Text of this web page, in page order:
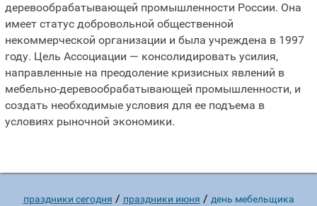
деревообрабатывающей промышленности России. Она
имеет статус добровольной общественной
некоммерческой организации и была учреждена в 1997
году. Цель Ассоциации — консолидировать усилия,
направленные на преодоление кризисных явлений в
мебельно-деревообрабатывающей промышленности, и
создать необходимые условия для ее подъема в
условиях рыночной экономики.
праздники сегодня / праздники июня / день мебельщика